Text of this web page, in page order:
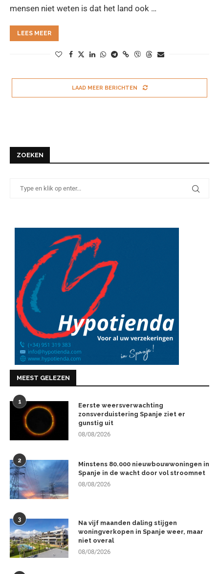
mensen niet weten is dat het land ook …
LEES MEER
LAAD MEER BERICHTEN
ZOEKEN
MEEST GELEZEN
1
Eerste weersverwachting
zonsverduistering Spanje ziet er
gunstig uit
08/08/2026
2
Minstens 80.000 nieuwbouwwoningen in
Spanje in de wacht door vol stroomnet
08/08/2026
3
Na vijf maanden daling stijgen
woningverkopen in Spanje weer, maar
niet overal
08/08/2026